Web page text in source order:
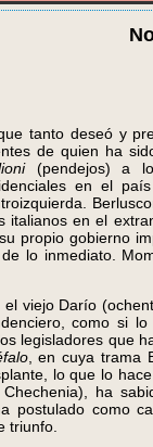
tanto deseó y
de quien ha
(pendejos) a
en el
en el
propio gobierno
lo inmediato.
viejo Darío
como si
legisladores que
, en cuya trama
lo que lo
ha
postulado como
triunfo.